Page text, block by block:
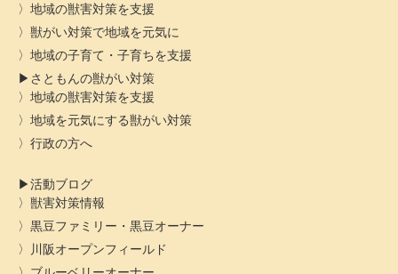
地域の獣害対策を支援
獣がい対策で地域を元気に
地域の子育て・子育ちを支援
さともんの獣がい対策
地域の獣害対策を支援
地域を元気にする獣がい対策
行政の方へ
活動ブログ
獣害対策情報
黒豆ファミリー・黒豆オーナー
川阪オープンフィールド